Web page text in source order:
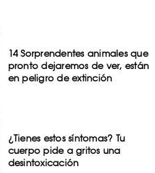
14 Sorprendentes animales que
pronto dejaremos de ver, están
en peligro de extinción
¿Tienes estos síntomas? Tu
cuerpo pide a gritos una
desintoxicación